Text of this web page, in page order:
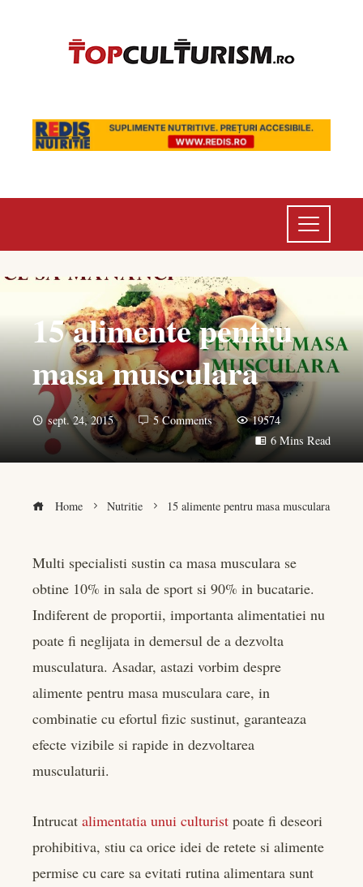
15 alimente pentru
masa musculara
sept. 24, 2015 5 Comments
19574
6 Mins Read
Home Nutritie 15 alimente pentru masa musculara
Multi specialisti sustin ca masa musculara se
obtine 10% in sala de sport si 90% in bucatarie.
Indiferent de proportii, importanta alimentatiei nu
poate fi neglijata in demersul de a dezvolta
musculatura. Asadar, astazi vorbim despre
alimente pentru masa musculara care, in
combinatie cu efortul fizic sustinut, garanteaza
efecte vizibile si rapide in dezvoltarea
musculaturii.
Intrucat alimentatia unui culturist poate fi deseori
prohibitiva, stiu ca orice idei de retete si alimente
permise cu care sa evitati rutina alimentara sunt